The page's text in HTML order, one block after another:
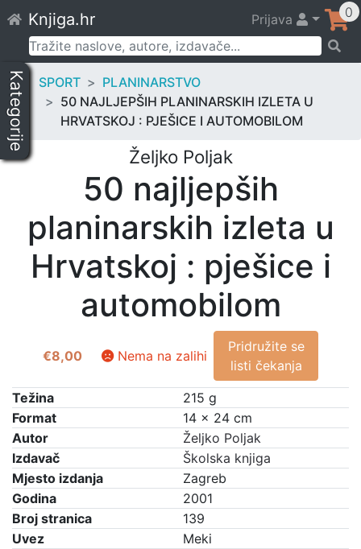
to
content
Knjiga.hr Prijava 0
Pretraži:
Kategorije SPORT
PLANINARSTVO
50 NAJLJEPŠIH PLANINARSKIH IZLETA U
HRVATSKOJ : PJEŠICE I AUTOMOBILOM
Željko Poljak
50 najljepših
planinarskih izleta u
Hrvatskoj : pješice i
automobilom
€8,00 Nema na zalihi
Pridružite se
listi čekanja
Težina
215 g
Format
14 × 24 cm
Autor
Željko Poljak
Izdavač
Školska knjiga
Mjesto izdanja
Zagreb
Godina
2001
Broj stranica
139
Uvez
Meki